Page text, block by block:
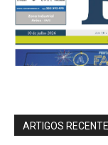
ARTIGOS